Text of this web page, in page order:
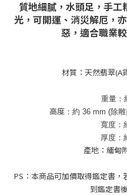
質地細膩，水頭足，手工
光，可開運、消災解厄，
惡，適合職業
材質：天然翡翠(A
重量：
高度 ：約 36 mm (除
寬度：
厚度：
產地：緬甸
PS：本商品可加價取得鑑定書
到鑑定書